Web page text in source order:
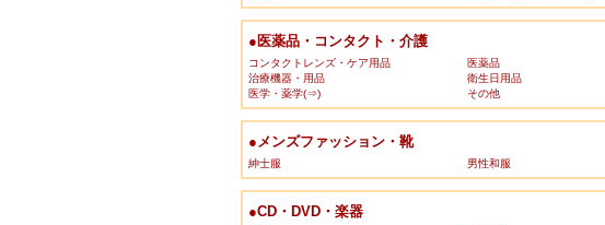
●医薬品・コンタクト・介護
コンタクトレンズ・ケア用品 医薬品
治療機器・用品
衛生日用品
医学・薬学(⇒)
その他
●メンズファッション・靴
紳士服 男性和服
●CD・DVD・楽器